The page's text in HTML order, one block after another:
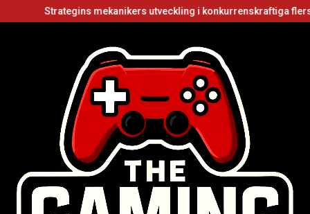
Strategins mekanikers utveckling i konkurrenskraftiga